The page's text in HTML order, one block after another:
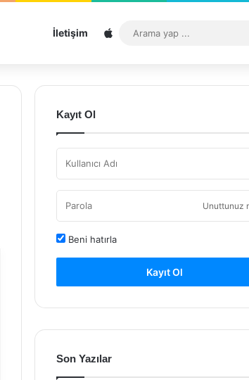
İletişim Sitemap
Kayıt Ol
Unuttunuz
Beni hatırla
Kayıt Ol
Son Yazılar